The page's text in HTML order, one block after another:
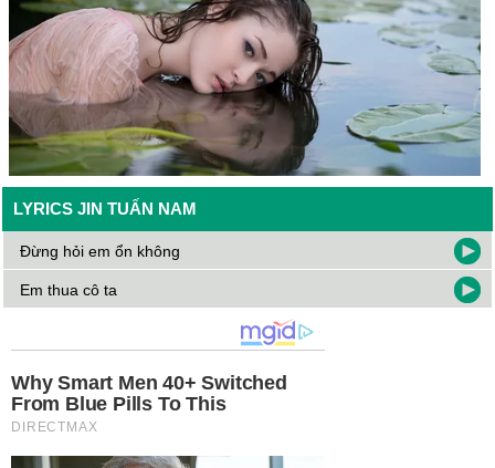
Thảo Vy 16/10/24 9:09
Hay lắmmmmm
H 13/10/24 15:54
Yy
Hay hay 10₫
Hay nhaaaaa bị cuốn sao ý
LYRICS JIN TUẤN NAM
Đừng hỏi em ổn không
Em thua cô ta